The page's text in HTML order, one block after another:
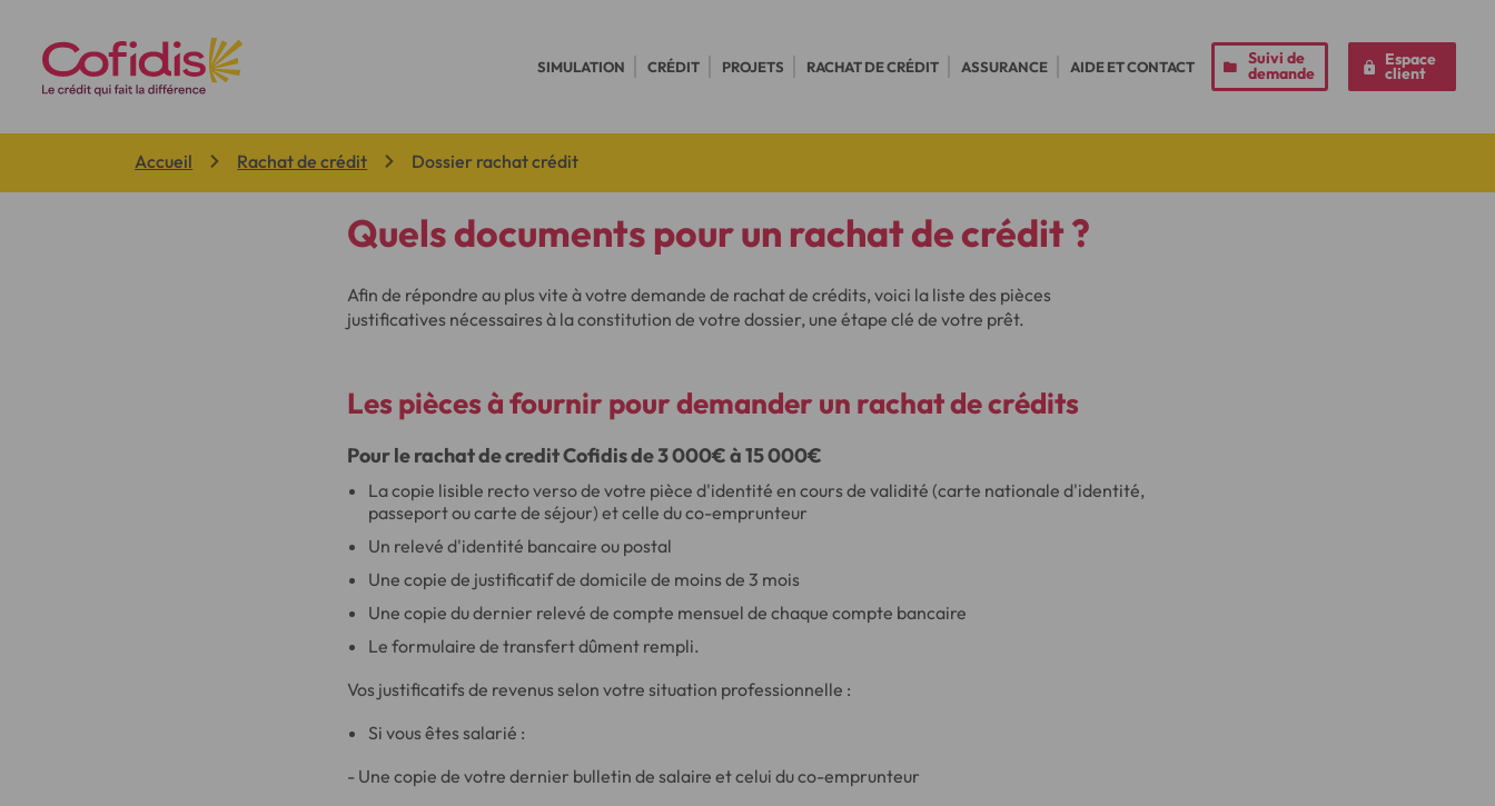
SIMULATION CRÉDIT PROJETS RACHAT DE CRÉDIT ASSURANCE AIDE ET CONTACT Suivi de
demande
Espace
client
Vous êtes ici:
Accueil Rachat de crédit Dossier rachat crédit
Quels documents pour un rachat de crédit ?
Afin de répondre au plus vite à votre demande de rachat de crédits, voici la liste des pièces
justificatives nécessaires à la constitution de votre dossier, une étape clé de votre prêt.
Les pièces à fournir pourdemander un rachat de crédits
Pour le rachat de credit Cofidis de 3 000€ à 15 000€
La copie lisible recto verso de votre pièce d'identité en cours de validité (carte nationale d'identité,
passeport ou carte de séjour) et celle du co-emprunteur
Un relevé d'identité bancaire ou postal
Une copie de justificatif de domicile de moins de 3 mois
Une copie du dernier relevé de compte mensuel de chaque compte bancaire
Le formulaire de transfert dûment rempli.
Vos justificatifs de revenus selon votre situation professionnelle :
Si vous êtes salarié :
- Une copie de votre dernier bulletin de salaire et celui du co-emprunteur